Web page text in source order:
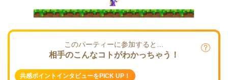
このパーティーに参加すると…
相手のこんなコトがわかっちゃう！
共感ポイントインタビューをPICK UP！